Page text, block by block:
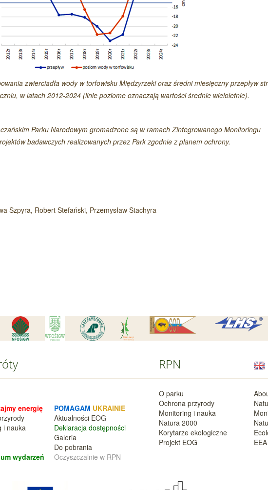
zwierciadła wody w torfowisku Międzyrzeki oraz średni miesięczny przepływ
w latach 2012-2024 (linie poziome oznaczają wartości średnie wieloletnie).
Parku Narodowym gromadzone są w ramach Zintegrowanego Monitoringu
badawczych realizowanych przez Park zgodnie z planem ochrony.
Szpyra, Robert Stefański, Przemysław Stachyra
energię
i nauka
wydarzeń
POMAGAM UKRAINIE
Aktualności EOG
Deklaracja dostępności
Galeria
Do pobrania
Oczyszczalnie w RPN
RPN
O parku
Ochrona przyrody
Monitoring i nauka
Natura 2000
Korytarze ekologiczne
Projekt EOG